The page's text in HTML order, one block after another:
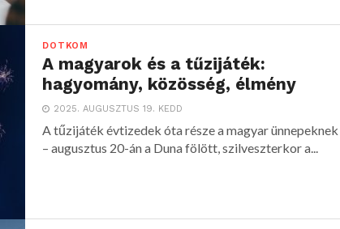
DOTKOM
A magyarok és a tűzijáték:
hagyomány, közösség, élmény
2025. AUGUSZTUS 19. KEDD
A tűzijáték évtizedek óta része a magyar ünnepeknek
– augusztus 20-án a Duna fölött, szilveszterkor a...